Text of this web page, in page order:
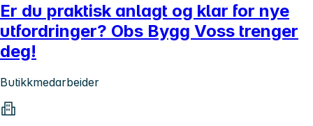
Er du praktisk anlagt og klar for nye
utfordringer? Obs Bygg Voss trenger
deg!
Butikkmedarbeider